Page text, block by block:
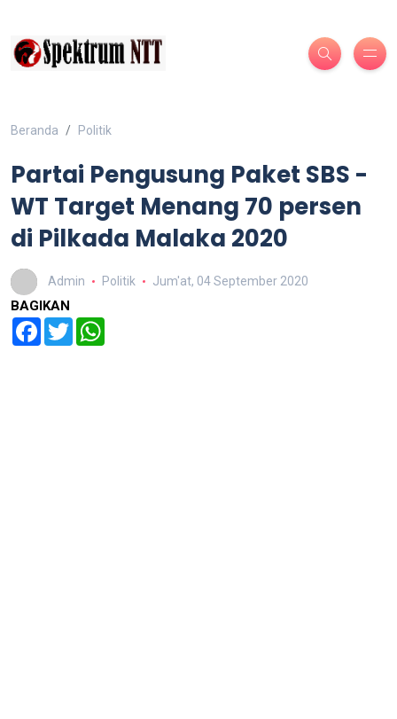
Beranda Politik
Partai Pengusung Paket SBS -
WT Target Menang 70 persen
di Pilkada Malaka 2020
Admin Politik Jum'at, 04 September 2020
BAGIKAN
Facebook
Twitter